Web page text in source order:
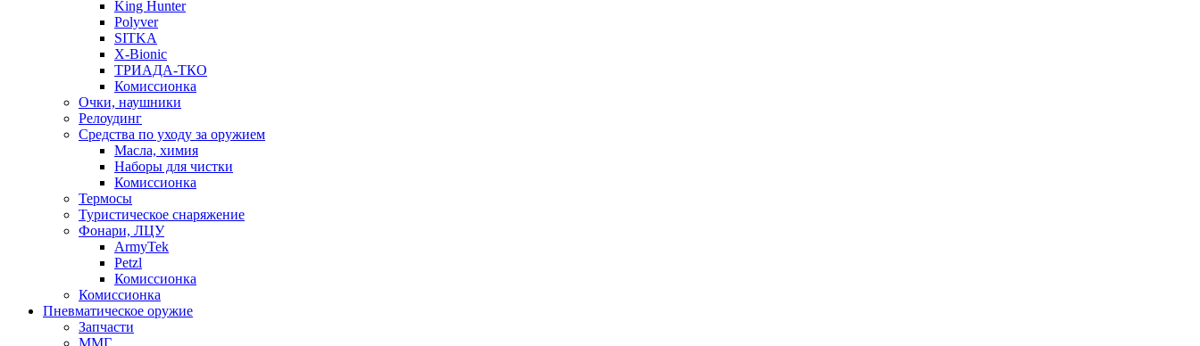
King Hunter
Polyver
SITKA
X-Bionic
ТРИАДА-ТКО
Комиссионка
Очки, наушники
Релоудинг
Средства по уходу за оружием
Масла, химия
Наборы для чистки
Комиссионка
Термосы
Туристическое снаряжение
Фонари, ЛЦУ
ArmyTek
Petzl
Комиссионка
Комиссионка
Пневматическое оружие
Запчасти
ММГ